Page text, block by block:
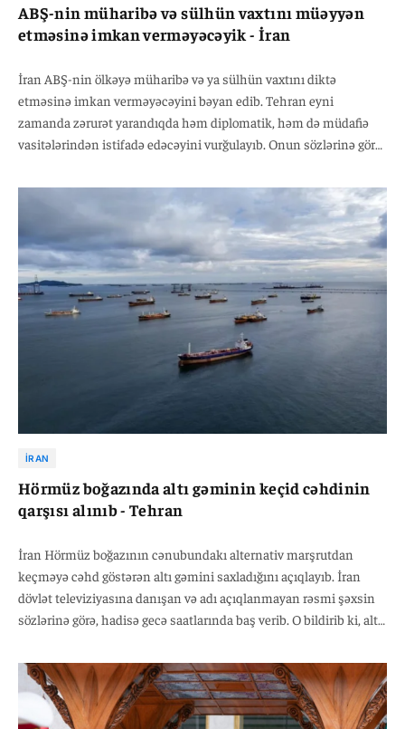
ABŞ-nin müharibə və sülhün vaxtını müəyyən
etməsinə imkan verməyəcəyik - İran
İran ABŞ-nin ölkəyə müharibə və ya sülhün vaxtını diktə
etməsinə imkan verməyəcəyini bəyan edib. Tehran eyni
zamanda zərurət yarandıqda həm diplomatik, həm də müdafiə
vasitələrindən istifadə edəcəyini vurğulayıb. Onun sözlərinə görə,
imkanlarından, həm də diplomatik vasitələrdən istifadə etməyə
İRAN
Hörmüz boğazında altı gəminin keçid cəhdinin
qarşısı alınıb - Tehran
İran Hörmüz boğazının cənubundakı alternativ marşrutdan
keçməyə cəhd göstərən altı gəmini saxladığını açıqlayıb. İran
dövlət televiziyasına danışan və adı açıqlanmayan rəsmi şəxsin
sözlərinə görə, hadisə gecə saatlarında baş verib. O bildirib ki, altı
marşrutdan keçməyə cəhd göstərib.